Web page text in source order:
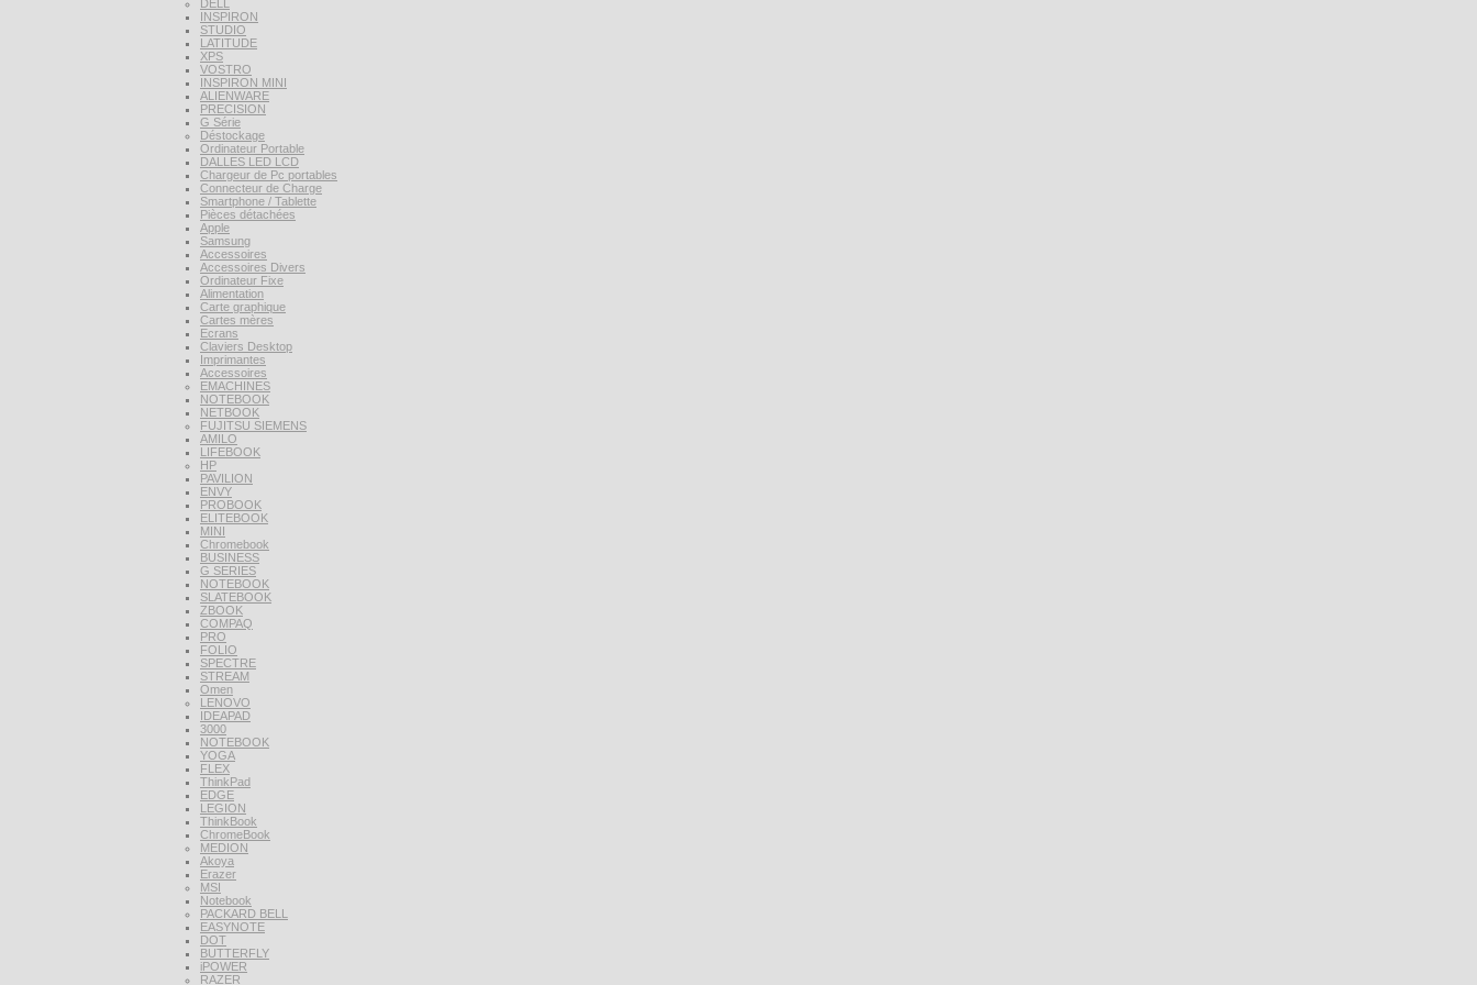
DELL
INSPIRON
STUDIO
LATITUDE
XPS
VOSTRO
INSPIRON MINI
ALIENWARE
PRECISION
G Série
Déstockage
Ordinateur Portable
DALLES LED LCD
Chargeur de Pc portables
Connecteur de Charge
Smartphone / Tablette
Pièces détachées
Apple
Samsung
Accessoires
Accessoires Divers
Ordinateur Fixe
Alimentation
Carte graphique
Cartes mères
Ecrans
Claviers Desktop
Imprimantes
Accessoires
EMACHINES
NOTEBOOK
NETBOOK
FUJITSU SIEMENS
AMILO
LIFEBOOK
HP
PAVILION
ENVY
PROBOOK
ELITEBOOK
MINI
Chromebook
BUSINESS
G SERIES
NOTEBOOK
SLATEBOOK
ZBOOK
COMPAQ
PRO
FOLIO
SPECTRE
STREAM
Omen
LENOVO
IDEAPAD
3000
NOTEBOOK
YOGA
FLEX
ThinkPad
EDGE
LEGION
ThinkBook
ChromeBook
MEDION
Akoya
Erazer
MSI
Notebook
PACKARD BELL
EASYNOTE
DOT
BUTTERFLY
iPOWER
RAZER